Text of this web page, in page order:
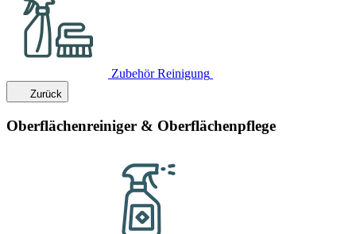
Zubehör Reinigung
Zurück
Oberflächenreiniger & Oberflächenpflege